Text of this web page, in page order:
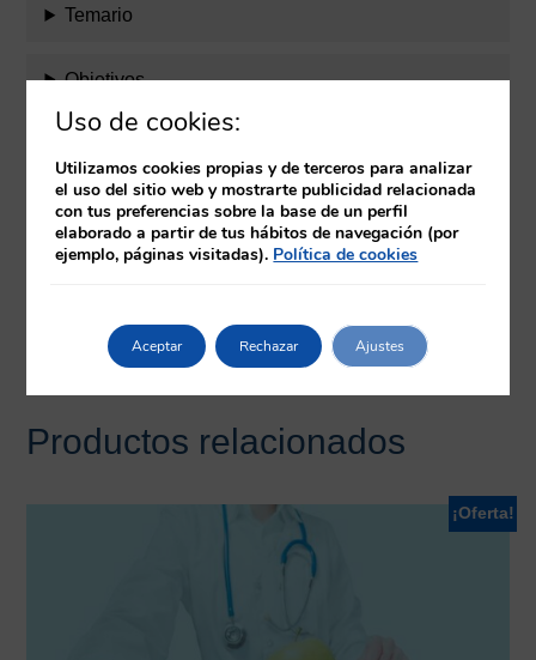
Temario
Objetivos
Equipo docente
Herramientas
Productos relacionados
¡Oferta!
Uso de cookies:
Utilizamos cookies propias y de terceros para analizar
el uso del sitio web y mostrarte publicidad relacionada
con tus preferencias sobre la base de un perfil
elaborado a partir de tus hábitos de navegación (por
ejemplo, páginas visitadas). Política de cookies
Aceptar Rechazar Ajustes